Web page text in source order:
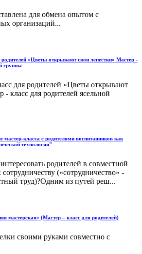
для обмена опытом с
организаций...
«Цветы открывают свои лепестки» Мастер -
группы
для родителей «Цветы открывают
- класс для родителей ясельной
мастер-класса с родителями воспитанников как
технологии"
родителей в совместной
(«сотрудничество» -
труд)?Одним из путей реш...
мастерская» (Мастер – класс для родителей)
своими руками совместно с